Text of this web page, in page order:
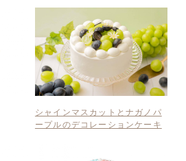
シャインマスカットとナガノパ
ープルのデコレーションケーキ